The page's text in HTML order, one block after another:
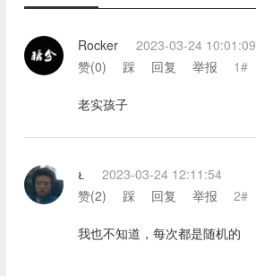
Rocker
2023-03-24 10:01:09
赞(0) 踩 回复 举报 1#
老实孩子

2023-03-24 12:11:54
赞(2) 踩 回复 举报 2#
我也不知道，每次都是随机的